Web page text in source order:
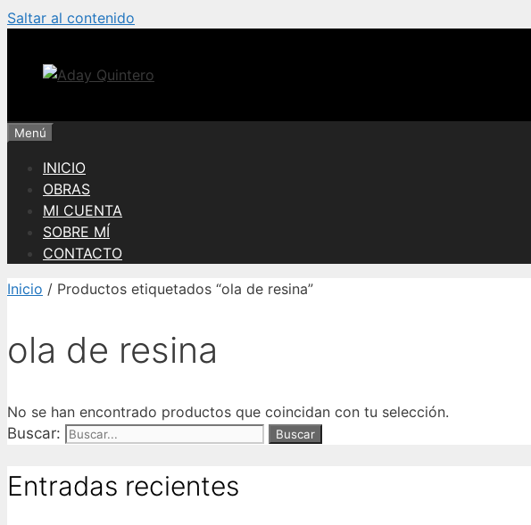
Saltar al contenido
Menú
INICIO
OBRAS
MI CUENTA
SOBRE MÍ
CONTACTO
Inicio / Productos etiquetados “ola de resina”
ola de resina
No se han encontrado productos que coincidan con tu selección.
Buscar:
Entradas recientes